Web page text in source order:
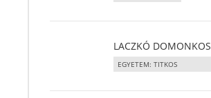
LACZKÓ DOMONKOS
EGYETEM: TITKOS